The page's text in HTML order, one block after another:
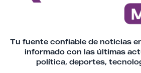
Tu fuente confiable de noticias
informado con las últimas
política, deportes,